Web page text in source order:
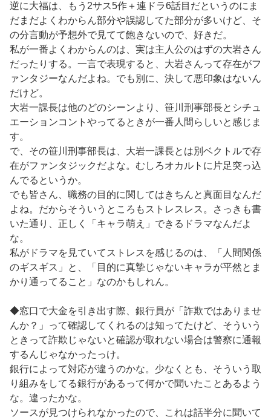
逆に大福は、もう2サス5作＋連ドラ6話目だというのにま
だまだよくわからん部分や誤認してた部分が多いけど、そ
の分言動が予想外で見てて飽きないので、好きだ。
私が一番よくわからんのは、実は主人公のはずの大岩さん
だったりする。一言で表現すると、大岩さんって存在がフ
ァンタジーなんだよね。でも別に、決して悪印象はないん
だけど。
大岩一課長は他のどのシーンより、笹川刑事部長とシチュ
エーションコントやってるときが一番人間らしいと感じま
す。
で、その笹川刑事部長は、大岩一課長とは別ベクトルで存
在がファンタジックだよな。むしろオカルトに片足突っ込
んでるというか。
でも皆さん、職務の目的に関してはきちんと真面目なんだ
よね。だからそういうところもストレスレス。さっきも書
いた通り、正しく「キャラ萌え」できるドラマなんだよ
な。
私がドラマを見ていてストレスを感じるのは、「人間関係
のギスギス」と、「目的に真摯じゃないキャラが平然とま
かり通ってること」なのかもしれん。
◆窓口で大金を引き出す際、銀行員が「詐欺ではありませ
んか？」って確認してくれるのは知ってたけど、そういう
ときって詐欺じゃないと確認が取れない場合は警察に通報
するんじゃなかったっけ。
銀行によって対応が違うのかな。少なくとも、そういう取
り組みをしてる銀行があるって何かで聞いたことあるよう
な。違ったかな。
ソースが見つけられなかったので、これは話半分に聞いて